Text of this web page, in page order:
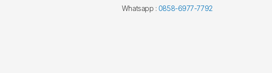
Whatsapp : 0858-6977-7792